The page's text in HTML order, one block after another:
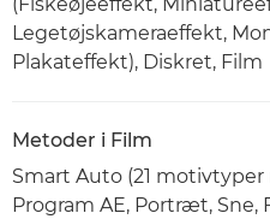
Legetøjskameraeffekt,
Plakateffekt), Diskret, Film
Metoder i Film
Smart Auto (21 motivtyper
Program AE, Portræt, Sne,